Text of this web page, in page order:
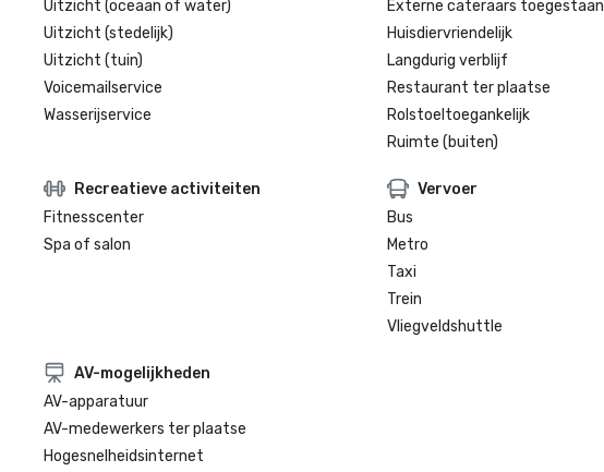
Uitzicht (oceaan of water)
Uitzicht (stedelijk)
Uitzicht (tuin)
Voicemailservice
Wasserijservice
Externe cateraars toegestaan
Huisdiervriendelijk
Langdurig verblijf
Restaurant ter plaatse
Rolstoeltoegankelijk
Ruimte (buiten)
Recreatieve activiteiten
Fitnesscenter
Spa of salon
Vervoer
Bus
Metro
Taxi
Trein
Vliegveldshuttle
AV-mogelijkheden
AV-apparatuur
AV-medewerkers ter plaatse
Hogesnelheidsinternet